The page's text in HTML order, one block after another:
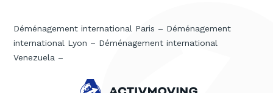
Déménagement international Paris – Déménagement
international Lyon – Déménagement international
Venezuela –